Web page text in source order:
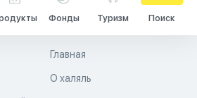
Фонды Туризм Поиск
Главная
О халяль